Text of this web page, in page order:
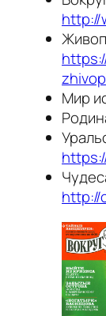
http://
Мир
http://